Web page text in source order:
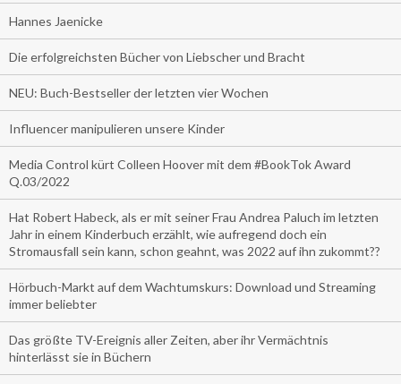
Hannes Jaenicke
Die erfolgreichsten Bücher von Liebscher und Bracht
NEU: Buch-Bestseller der letzten vier Wochen
Influencer manipulieren unsere Kinder
Media Control kürt Colleen Hoover mit dem #BookTok Award
Q.03/2022
Hat Robert Habeck, als er mit seiner Frau Andrea Paluch im letzten
Jahr in einem Kinderbuch erzählt, wie aufregend doch ein
Stromausfall sein kann, schon geahnt, was 2022 auf ihn zukommt??
Hörbuch-Markt auf dem Wachtumskurs: Download und Streaming
immer beliebter
Das größte TV-Ereignis aller Zeiten, aber ihr Vermächtnis
hinterlässt sie in Büchern